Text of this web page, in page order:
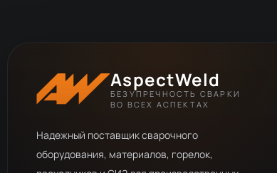
AspectWeld
БЕЗУПРЕЧНОСТЬ СВАРКИ
ВО ВСЕХ АСПЕКТАХ
Надежный поставщик сварочного
оборудования, материалов, горелок,